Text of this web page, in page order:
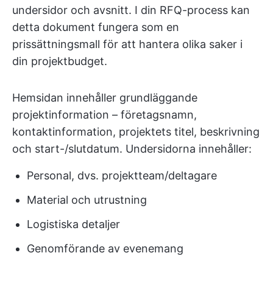
undersidor och avsnitt. I din RFQ-process kan
detta dokument fungera som en
prissättningsmall för att hantera olika saker i
din projektbudget.
Hemsidan innehåller grundläggande
projektinformation – företagsnamn,
kontaktinformation, projektets titel, beskrivning
och start-/slutdatum. Undersidorna innehåller:
Personal, dvs. projektteam/deltagare
Material och utrustning
Logistiska detaljer
Genomförande av evenemang